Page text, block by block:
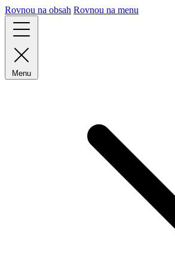
Rovnou na obsah Rovnou na menu
Menu